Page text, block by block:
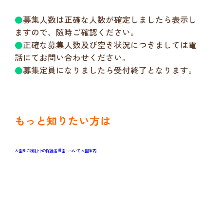
●募集人数は正確な人数が確定しましたら表示し
ますので、随時ご確認ください。
●正確な募集人数及び空き状況につきましては電
話にてお問い合わせください。
●募集定員になりましたら受付終了となります。
もっと知りたい方は
入園をご検討中の保護者様園について入園案内